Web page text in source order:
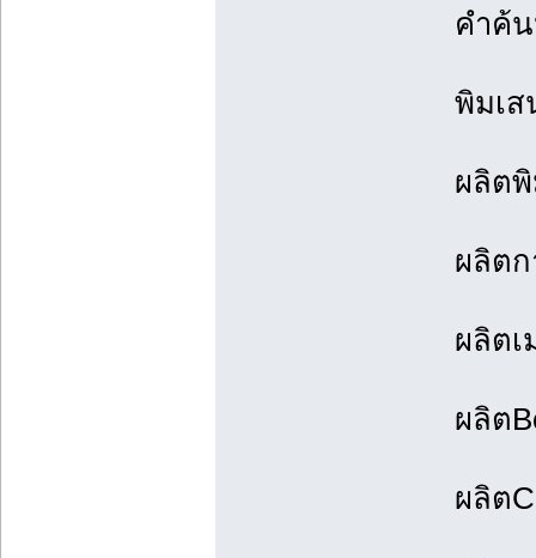
คำค้
พิมเส
ผลิตพิ
ผลิตก
ผลิตเ
ผลิต
ผลิต